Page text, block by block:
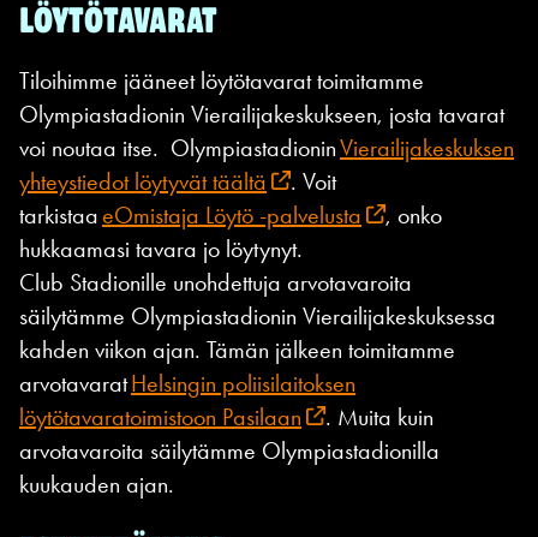
LÖYTÖTAVARAT
Tiloihimme jääneet löytötavarat toimitamme
Olympiastadionin Vierailijakeskukseen, josta tavarat
voi noutaa itse. OlympiastadioninVierailijakeskuksen
yhteystiedot löytyvät täältä
. Voit
tarkistaaeOmistaja Löytö -palvelusta
, onko
hukkaamasi tavara jo löytynyt.
Club Stadionille unohdettuja arvotavaroita
säilytämme Olympiastadionin Vierailijakeskuksessa
kahden viikon ajan. Tämän jälkeen toimitamme
arvotavaratHelsingin poliisilaitoksen
löytötavaratoimistoon Pasilaan
. Muita kuin
arvotavaroita säilytämme Olympiastadionilla
kuukauden ajan.